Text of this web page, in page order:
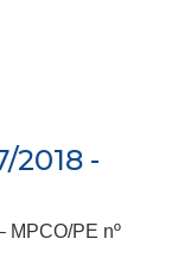
2018 -
MPCO/PE nº